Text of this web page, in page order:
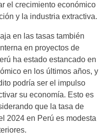
el crecimiento económico
y la industria extractiva.
en las tasas también
en proyectos de
ha estado estancado en
en los últimos años, y
podría ser el impulso
su economía. Esto es
que la tasa de
2024 en Perú es modesta